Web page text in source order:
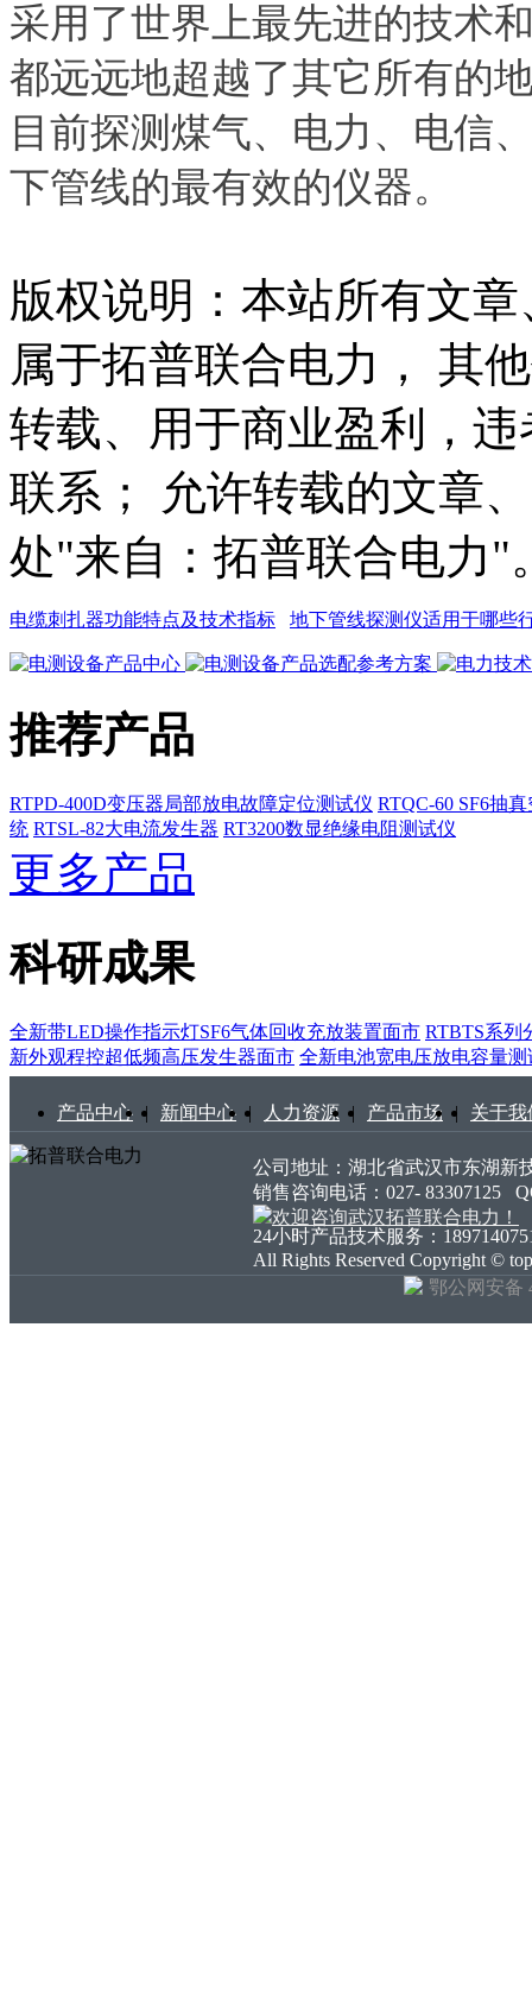
采用了世界上最先进的技术
都远远地超越了其它所有的
目前探测煤气、电力、电信
下管线的最有效的仪器。
版权说明：本站所有文
属于拓普联合电力， 其
转载、用于商业盈利，
联系； 允许转载的文章
处"来自：拓普联合电力"
电缆刺扎器功能特点及技术指标 地下管线探测仪适用于哪些
推荐产品
RTPD-400D变压器局部放电故障定位测试仪 RTQC-60 SF6抽
统 RTSL-82大电流发生器 RT3200数显绝缘电阻测试仪
更多产品
科研成果
全新带LED操作指示灯SF6气体回收充放装置面市 RTBTS系列
新外观程控超低频高压发生器面市 全新电池宽电压放电容量
产品中心 | 新闻中心 | 人力资源 | 产品市场 | 关于我
公司地址：湖北省武汉市东湖新
销售咨询电话：027- 83307125
24小时产品技术服务：
All Rights Reserved Copyright ©
鄂公网安备